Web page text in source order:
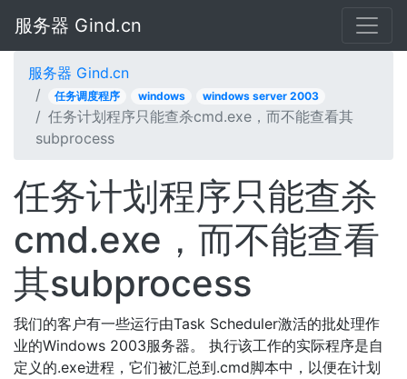
服务器 Gind.cn
服务器 Gind.cn
任务调度程序 windows windows server 2003
任务计划程序只能查杀cmd.exe，而不能查看其
subprocess
任务计划程序只能查杀
cmd.exe，而不能查看
其subprocess
我们的客户有一些运行由Task Scheduler激活的批处理作
业的Windows 2003服务器。 执行该工作的实际程序是自
定义的.exe进程，它们被汇总到.cmd脚本中，以便在计划